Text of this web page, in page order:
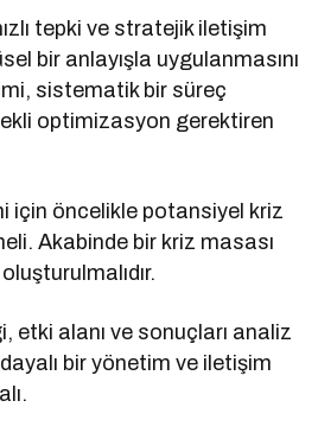
tepki ve stratejik iletişim
bir anlayışla uygulanmasını
sistematik bir süreç
optimizasyon gerektiren
için öncelikle potansiyel kriz
Akabinde bir kriz masası
etki alanı ve sonuçları analiz
bir yönetim ve iletişim